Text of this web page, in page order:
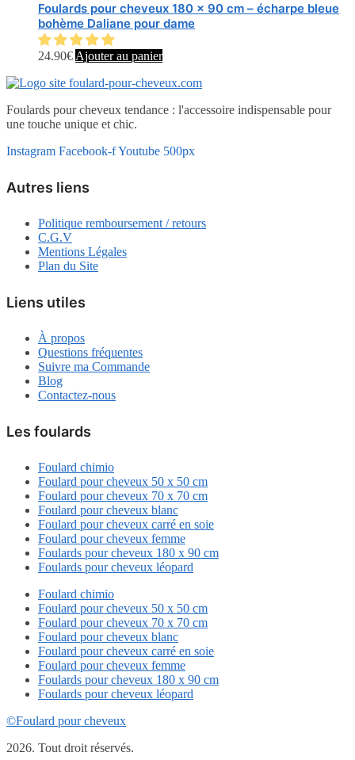
Foulards pour cheveux 180 x 90 cm – écharpe bleue
bohème Daliane pour dame
24.90€Ajouter au panier
Foulards pour cheveux tendance : l'accessoire indispensable pour
une touche unique et chic.
Instagram Facebook-fYoutube 500px
Autres liens
Politique remboursement / retours
C.G.V
Mentions Légales
Plan du Site
Liens utiles
À propos
Questions fréquentes
Suivre ma Commande
Blog
Contactez-nous
Les foulards
Foulard chimio
Foulard pour cheveux 50 x 50 cm
Foulard pour cheveux 70 x 70 cm
Foulard pour cheveux blanc
Foulard pour cheveux carré en soie
Foulard pour cheveux femme
Foulards pour cheveux 180 x 90 cm
Foulards pour cheveux léopard
Foulard chimio
Foulard pour cheveux 50 x 50 cm
Foulard pour cheveux 70 x 70 cm
Foulard pour cheveux blanc
Foulard pour cheveux carré en soie
Foulard pour cheveux femme
Foulards pour cheveux 180 x 90 cm
Foulards pour cheveux léopard
©Foulard pour cheveux
2026. Tout droit réservés.